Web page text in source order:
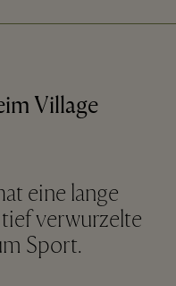
Village
eine lange
verwurzelte
Sport.